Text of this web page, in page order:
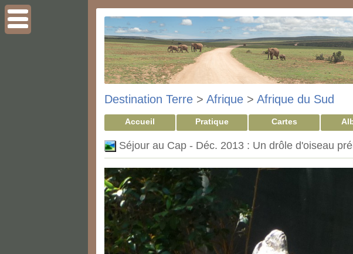
Destination Terre > Afrique > Afrique du Sud
Accueil Pratique Cartes
Séjour au Cap - Déc. 2013 : Un drôle d'oiseau